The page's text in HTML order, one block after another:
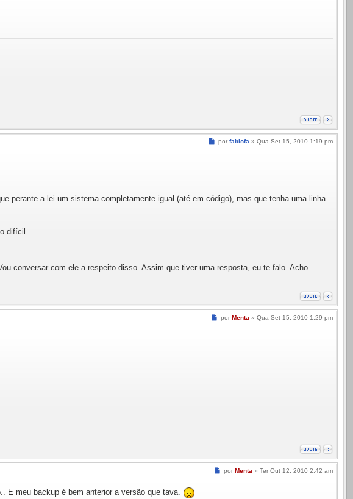
Mensagem
por fabiofa » Qua Set 15, 2010 1:19 pm
perante a lei um sistema completamente igual (até em código), mas que tenha uma linha
difícil
conversar com ele a respeito disso. Assim que tiver uma resposta, eu te falo. Acho
Mensagem
por Menta » Qua Set 15, 2010 1:29 pm
Mensagem
por Menta » Ter Out 12, 2010 2:42 am
E meu backup é bem anterior a versão que tava.